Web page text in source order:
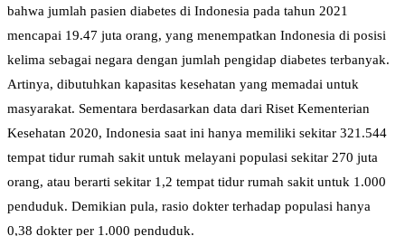
bahwa jumlah pasien diabetes di Indonesia pada tahun 2021
mencapai 19.47 juta orang, yang menempatkan Indonesia di posisi
kelima sebagai negara dengan jumlah pengidap diabetes terbanyak.
Artinya, dibutuhkan kapasitas kesehatan yang memadai untuk
masyarakat. Sementara berdasarkan data dari Riset Kementerian
Kesehatan 2020, Indonesia saat ini hanya memiliki sekitar 321.544
tempat tidur rumah sakit untuk melayani populasi sekitar 270 juta
orang, atau berarti sekitar 1,2 tempat tidur rumah sakit untuk 1.000
penduduk. Demikian pula, rasio dokter terhadap populasi hanya
0,38 dokter per 1.000 penduduk.